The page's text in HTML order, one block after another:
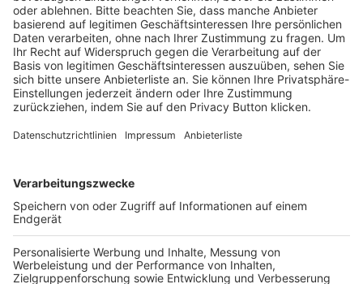
BFV-Geschäftsstellen
Trainerbörse
Login SpielPlus
FOLGE DEM BFV
TOP-VEREINE